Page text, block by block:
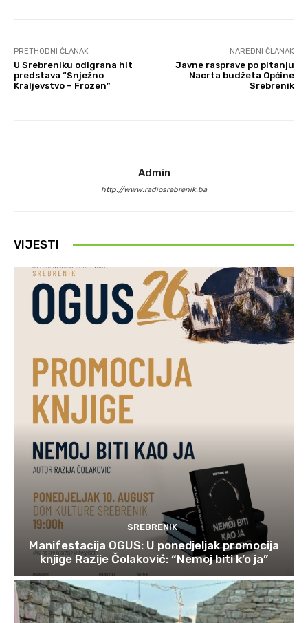
PRETHODNI ČLANAK
U Srebreniku odigrana hit
predstava “Snježno
Kraljevstvo – Frozen”
NAREDNI ČLANAK
Javne rasprave po pitanju
Nacrta budžeta Općine
Srebrenik
Admin
http://www.radiosrebrenik.ba
VIJESTI
SREBRENIK
Manifestacija OGUS: U ponedjeljak promocija
knjige Razije Čolaković: “Nemoj biti k’o ja”